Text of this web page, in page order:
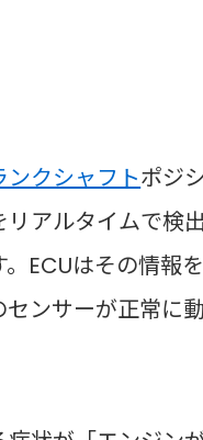
ンクシャフトポジ
リアルタイムで検
ECUはその情報
ンサーが正常に